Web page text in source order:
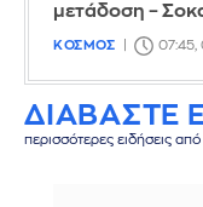
μετάδοση –
ΚΟΣΜΟΣ 07:45,
ΔΙΑΒΑΣΤΕ
περισσότερες ειδήσεις